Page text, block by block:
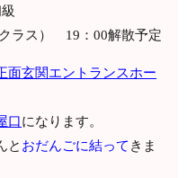
19：00解散予定
面玄関エントランスホー
口になります。
と おだんごに結って きま